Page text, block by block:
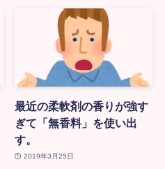
最近の柔軟剤の香りが強す
ぎて「無香料」を使い出
す。
2019年3月25日